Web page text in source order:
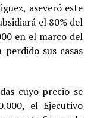
aseveró este
el 80% del
en el marco del
sus casas
cuyo precio se
el Ejecutivo